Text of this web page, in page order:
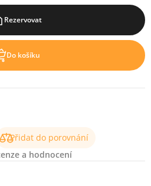
Rezervovat
Do košíku
Přidat do porovnání
a hodnocení